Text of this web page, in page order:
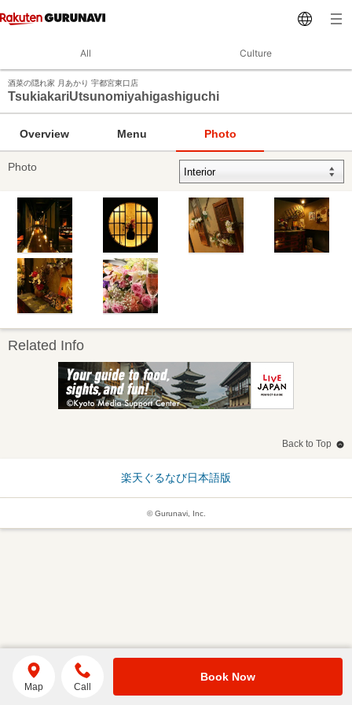
All Culture
酒菜の隠れ家 月あかり 宇都宮東口店
TsukiakariUtsunomiyahigashiguchi
Overview Menu Photo
Photo
Related Info
Back to Top
楽天ぐるなび日本語版
© Gurunavi, Inc.
Map Call
Book Now